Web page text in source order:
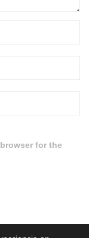
for the
de Cookies